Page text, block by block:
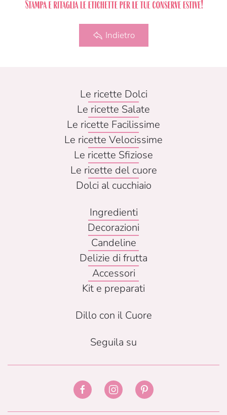
Indietro
Le ricette Dolci
Le ricette Salate
Le ricette Facilissime
Le ricette Velocissime
Le ricette Sfiziose
Le ricette del cuore
Dolci al cucchiaio
Ingredienti
Decorazioni
Candeline
Delizie di frutta
Accessori
Kit e preparati
Dillo con il Cuore
Seguila su